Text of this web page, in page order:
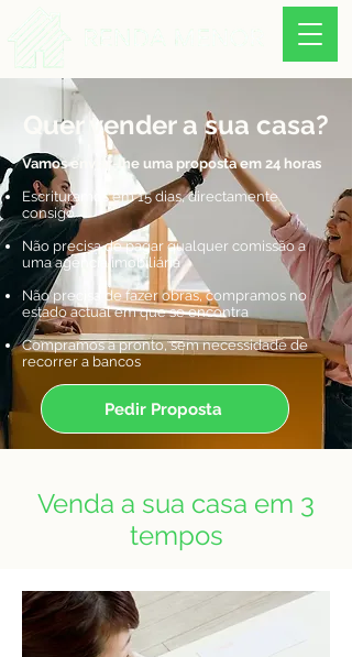
Quer vender a sua casa?
Vamos enviar-lhe uma proposta em 24 horas
Escrituramos em 15 dias, directamente
consigo
Não precisa de pagar qualquer comissão a
uma agência imobiliária
Não precisa de fazer obras, compramos no
estado actual em que se encontra
Compramos a pronto, sem necessidade de
recorrer a bancos
Pedir Proposta
Venda a sua casa em 3
tempos